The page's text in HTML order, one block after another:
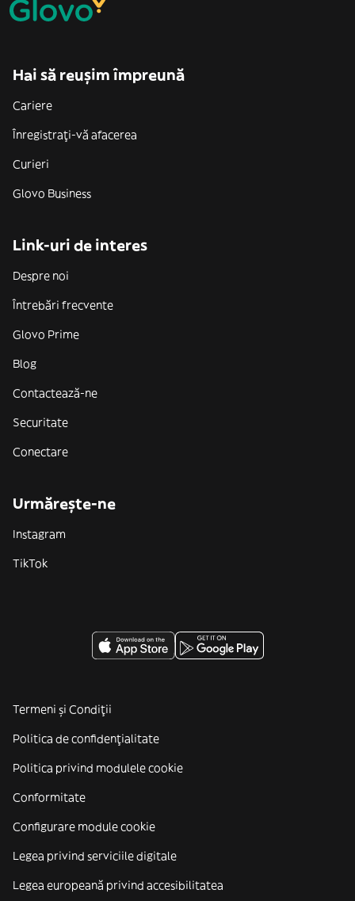
Hai să reușim împreună
Cariere
Înregistrați-vă afacerea
Curieri
Glovo Business
Link-uri de interes
Despre noi
Întrebări frecvente
Glovo Prime
Blog
Contactează-ne
Securitate
Conectare
Urmărește-ne
Instagram
TikTok
Termeni și Condiții
Politica de confidenţialitate
Politica privind modulele cookie
Conformitate
Configurare module cookie
Legea privind serviciile digitale
Legea europeană privind accesibilitatea